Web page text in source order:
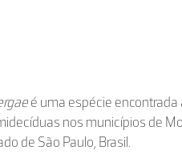
é uma espécie
nos municípios de
de São Paulo, Brasil.